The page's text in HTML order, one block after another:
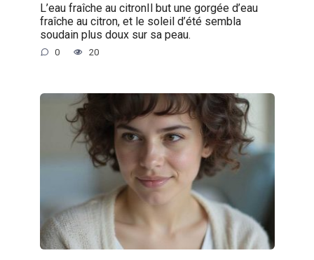
L’eau fraîche au citronIl but une gorgée d’eau
fraîche au citron, et le soleil d’été sembla
soudain plus doux sur sa peau.
0 20